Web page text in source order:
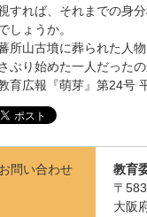
すれば、それまでの身
しょうか。
所山古墳に葬られた人
ぶり始めた一人だったの
育広報『萌芽』第24号
お問い合わせ
教育
〒
大阪